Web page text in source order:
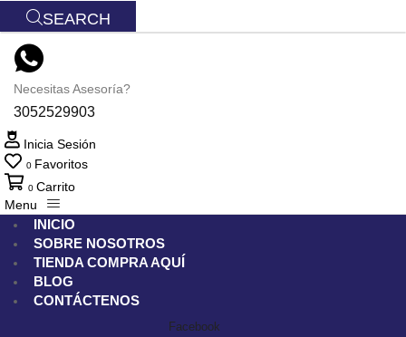
SEARCH
Necesitas Asesoría?
3052529903
Inicia Sesión
0 Favoritos
0 Carrito
Menu
INICIO
SOBRE NOSOTROS
TIENDA COMPRA AQUÍ
BLOG
CONTÁCTENOS
Facebook